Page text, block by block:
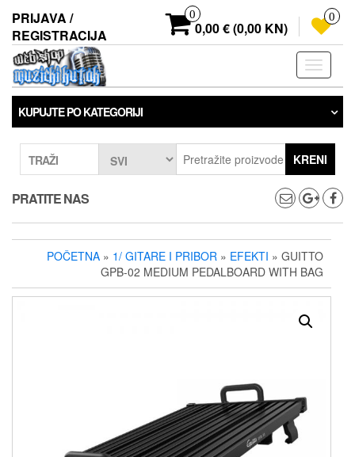
sadržaj
PRIJAVA /
REGISTRACIJA
0
0,00 € (0,00 KN)
0
KUPUJTE PO KATEGORIJI
TRAŽI KRENI
PRATITE NAS
POČETNA » 1/ GITARE I PRIBOR » EFEKTI » GUITTO
GPB-02 MEDIUM PEDALBOARD WITH BAG